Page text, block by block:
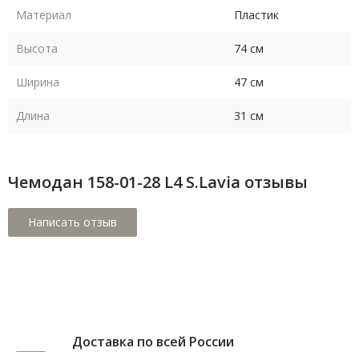
Материал Пластик
Высота 74 см
Ширина 47 см
Длина 31 см
Чемодан 158-01-28 L4 S.Lavia отзывы
Доставка по всей России